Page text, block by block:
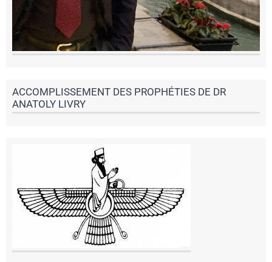
ACCOMPLISSEMENT DES PROPHÉTIES DE DR
ANATOLY LIVRY